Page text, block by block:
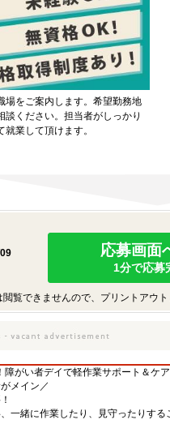
場をご案内します。希望勤務地
ください。担当者がしっかり
業して頂けます。
応募画面
1分で応募
覧できませんので、プリントアウト
がい者デイで軽作業サポート＆ケア
メイン／
一緒に作業したり、見守ったりする